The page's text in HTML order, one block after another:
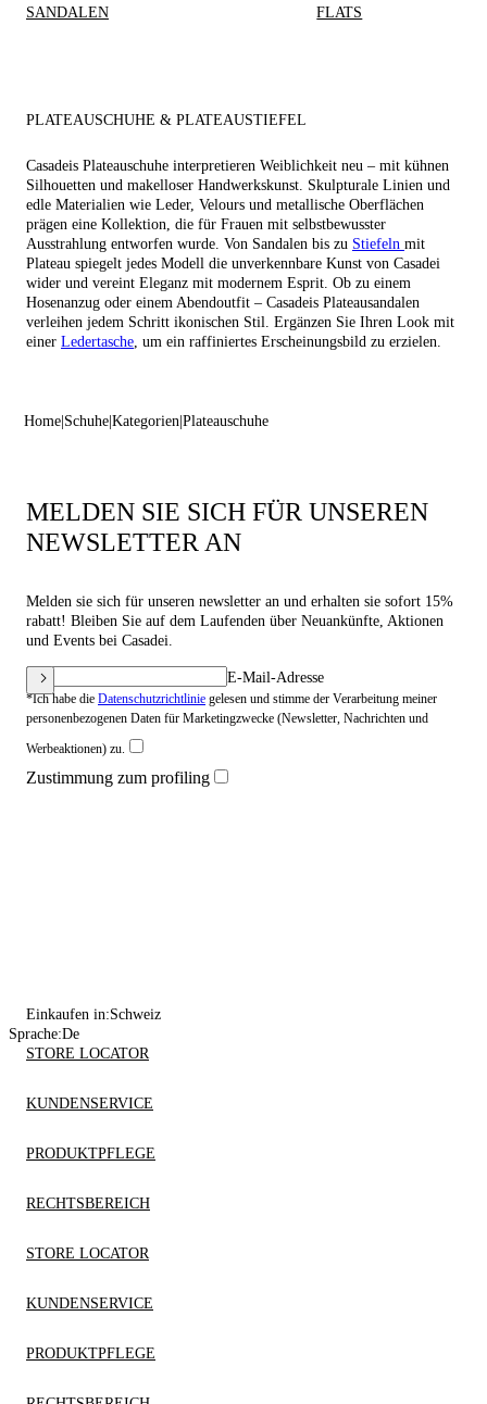
SANDALEN FLATS
PLATEAUSCHUHE & PLATEAUSTIEFEL
Casadeis Plateauschuhe interpretieren Weiblichkeit neu – mit kühnen
Silhouetten und makelloser Handwerkskunst. Skulpturale Linien und
edle Materialien wie Leder, Velours und metallische Oberflächen
prägen eine Kollektion, die für Frauen mit selbstbewusster
Ausstrahlung entworfen wurde. Von Sandalen bis zu Stiefeln mit
Plateau spiegelt jedes Modell die unverkennbare Kunst von Casadei
wider und vereint Eleganz mit modernem Esprit. Ob zu einem
Hosenanzug oder einem Abendoutfit – Casadeis Plateausandalen
verleihen jedem Schritt ikonischen Stil. Ergänzen Sie Ihren Look mit
einer Ledertasche, um ein raffiniertes Erscheinungsbild zu erzielen.
Home Schuhe Kategorien Plateauschuhe
MELDEN SIE SICH FÜR UNSEREN
NEWSLETTER AN
Melden sie sich für unseren newsletter an und erhalten sie sofort 15%
rabatt! Bleiben Sie auf dem Laufenden über Neuankünfte, Aktionen
und Events bei Casadei.
E-Mail-Adresse
*Ich habe die Datenschutzrichtlinie gelesen und stimme der Verarbeitung meiner
personenbezogenen Daten für Marketingzwecke (Newsletter, Nachrichten und
Werbeaktionen) zu.
Zustimmung zum profiling
Einkaufen in:Schweiz
Sprache:De
STORE LOCATOR
KUNDENSERVICE
PRODUKTPFLEGE
RECHTSBEREICH
STORE LOCATOR
KUNDENSERVICE
PRODUKTPFLEGE